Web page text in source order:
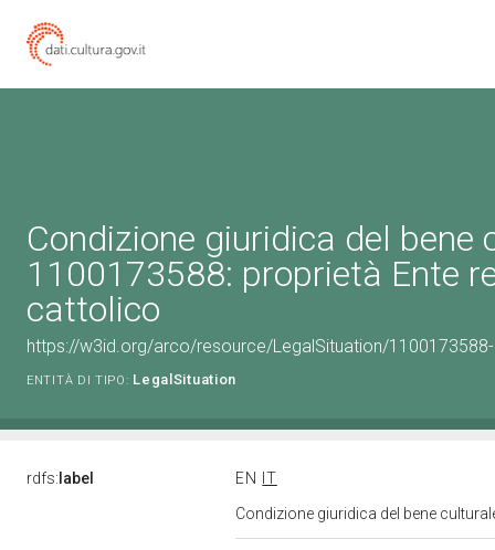
Condizione giuridica del bene
1100173588: proprietà Ente
cattolico
https://w3id.org/arco/resource/LegalSituation/
ENTITÀ DI TIPO: LegalSituation
rdfs: label EN
IT
Condizione giuridica del bene